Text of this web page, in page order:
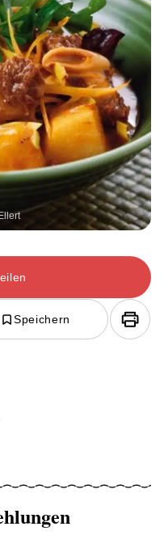
Speichern